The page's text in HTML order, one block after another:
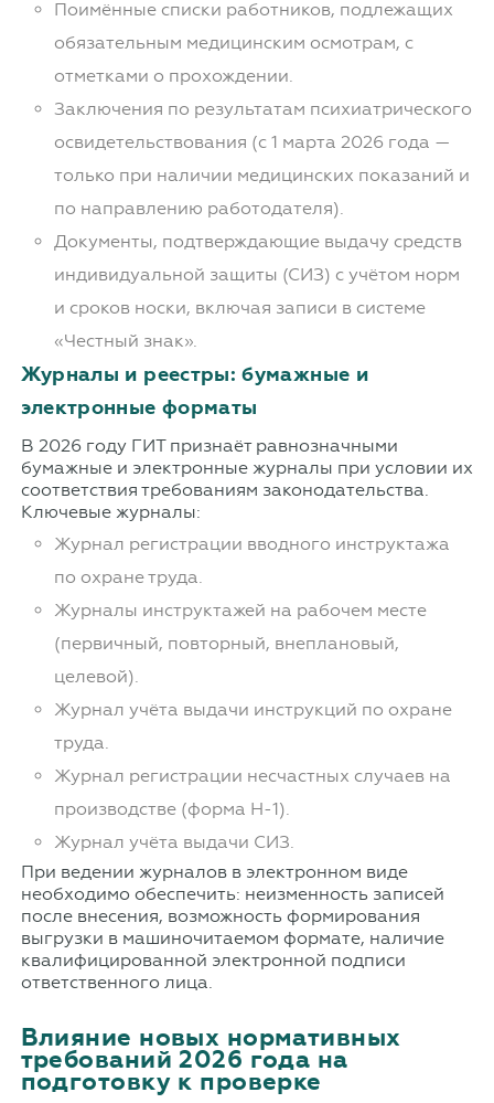
Поимённые списки работников, подлежащих
обязательным медицинским осмотрам, с
отметками о прохождении.
Заключения по результатам психиатрического
освидетельствования (с 1 марта 2026 года —
только при наличии медицинских показаний и
по направлению работодателя).
Документы, подтверждающие выдачу средств
индивидуальной защиты (СИЗ) с учётом норм
и сроков носки, включая записи в системе
«Честный знак».
Журналы и реестры: бумажные и
электронные форматы
В 2026 году ГИТ признаёт равнозначными
бумажные и электронные журналы при условии их
соответствия требованиям законодательства.
Ключевые журналы:
Журнал регистрации вводного инструктажа
по охране труда.
Журналы инструктажей на рабочем месте
(первичный, повторный, внеплановый,
целевой).
Журнал учёта выдачи инструкций по охране
труда.
Журнал регистрации несчастных случаев на
производстве (форма Н-1).
Журнал учёта выдачи СИЗ.
При ведении журналов в электронном виде
необходимо обеспечить: неизменность записей
после внесения, возможность формирования
выгрузки в машиночитаемом формате, наличие
квалифицированной электронной подписи
ответственного лица.
Влияние новых нормативных
требований 2026 года на
подготовку к проверке